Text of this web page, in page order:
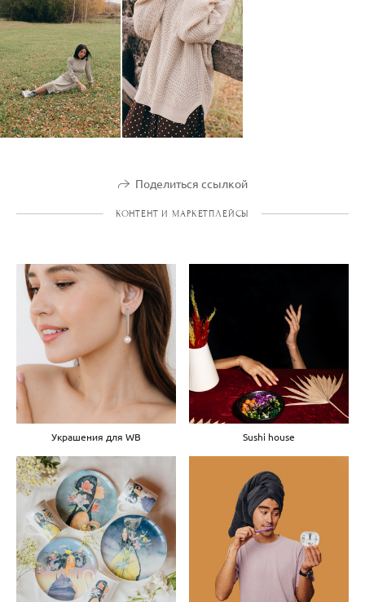
Поделиться ссылкой
КОНТЕНТ И МАРКЕТПЛЕЙСЫ
Украшения для WB Sushi house